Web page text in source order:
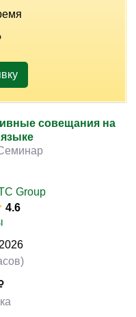
совещания на
Group
4.6
2026